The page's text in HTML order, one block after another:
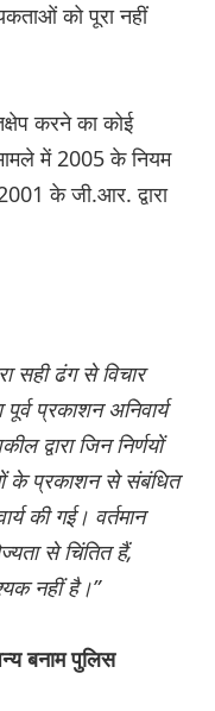
को पूरा नहीं
करने का कोई
में 2005 के नियम
के जी.आर. द्वारा
सही ढंग से विचार
प्रकाशन अनिवार्य
द्वारा जिन निर्णयों
के प्रकाशन से संबंधित
की गई। वर्तमान
से चिंतित हैं,
नहीं है।”
बनाम पुलिस